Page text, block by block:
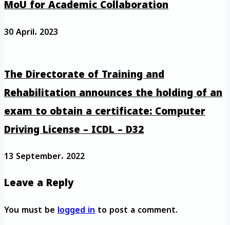
MoU for Academic Collaboration
30 April، 2023
The Directorate of Training and
Rehabilitation announces the holding of an
exam to obtain a certificate: Computer
Driving License – ICDL – D32
13 September، 2022
Leave a Reply
You must belogged into post a comment.